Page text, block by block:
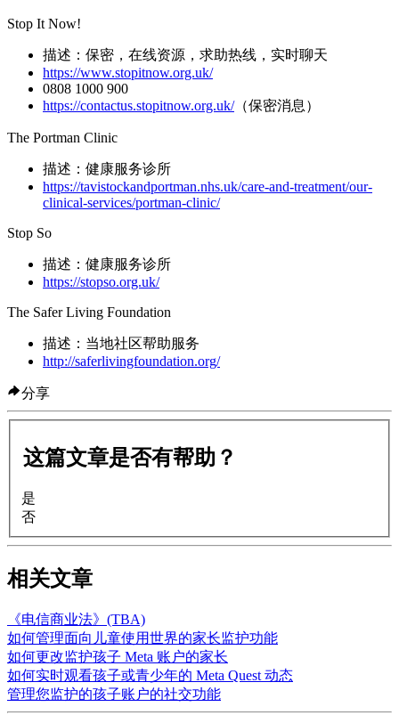
Stop It Now!
描述：保密，在线资源，求助热线，实时聊天
https://www.stopitnow.org.uk/
0808 1000 900
https://contactus.stopitnow.org.uk/（保密消息）
The Portman Clinic
描述：健康服务诊所
https://tavistockandportman.nhs.uk/care-and-treatment/our-
clinical-services/portman-clinic/
Stop So
描述：健康服务诊所
https://stopso.org.uk/
The Safer Living Foundation
描述：当地社区帮助服务
http://saferlivingfoundation.org/
分享
这篇文章是否有帮助？
是
否
相关文章
《电信商业法》(TBA)
如何管理面向儿童使用世界的家长监护功能
如何更改监护孩子 Meta 账户的家长
如何实时观看孩子或青少年的 Meta Quest 动态
管理您监护的孩子账户的社交功能